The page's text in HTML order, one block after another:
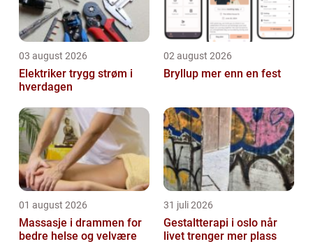
03 august 2026
Elektriker trygg strøm i
hverdagen
02 august 2026
Bryllup mer enn en fest
01 august 2026
Massasje i drammen for
bedre helse og velvære
31 juli 2026
Gestaltterapi i oslo når
livet trenger mer plass